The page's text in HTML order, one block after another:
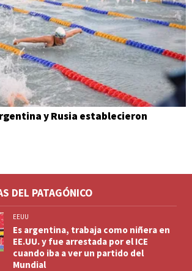
y Rusia establecieron
DEL PATAGÓNICO
EEUU
Es argentina, trabaja como niñera en
EE.UU. y fue arrestada por el ICE
cuando iba a ver un partido del
Mundial